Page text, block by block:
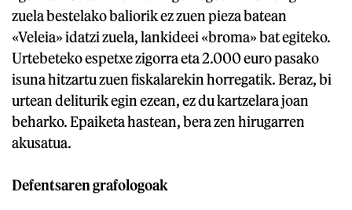
zuela bestelako baliorik ez zuen pieza batean
«Veleia» idatzi zuela, lankideei «broma» bat egiteko.
Urtebeteko espetxe zigorra eta 2.000 euro pasako
isuna hitzartu zuen fiskalarekin horregatik. Beraz, bi
urtean deliturik egin ezean, ez du kartzelara joan
beharko. Epaiketa hastean, bera zen hirugarren
akusatua.
Defentsaren grafologoak